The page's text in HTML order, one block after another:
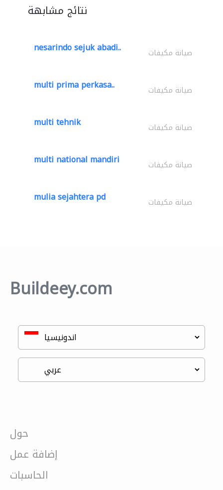
نتائج مشابهة
nesarindo sejuk abadi.. صيانة مكيفات
multi prima perkasa.. صيانة مكيفات
multi tehnik صيانة مكيفات
multi national mandiri صيانة مكيفات
mulia sejahtera pd صيانة مكيفات
Buildeey.com
حول
إضافة عمل
الحاسبات